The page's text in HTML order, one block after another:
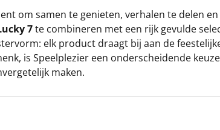
om samen te genieten, verhalen te delen
7te combineren met een rijk gevulde
elk product draagt bij aan de
is Speelplezier een onderscheidende
maken.